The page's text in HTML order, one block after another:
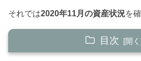
それでは2020年11月の資産状況を
目次